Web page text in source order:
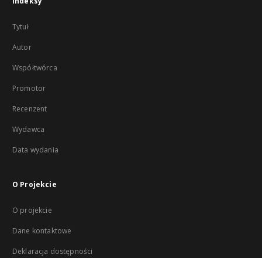
Tytuł
Autor
Współtwórca
Promotor
Recenzent
Wydawca
Data wydania
O Projekcie
O projekcie
Dane kontaktowe
Deklaracja dostępności